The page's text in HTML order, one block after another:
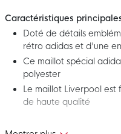
Caractéristiques
Doté de détails
rétro adidas et d'une
Ce maillot spécial
polyester
Le maillot Liverpool
de haute qualité